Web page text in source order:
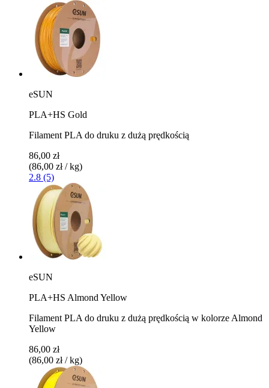
eSUN
PLA+HS Gold
Filament PLA do druku z dużą prędkością
86,00 zł
(86,00 zł / kg)
2.8 (5)
eSUN
PLA+HS Almond Yellow
Filament PLA do druku z dużą prędkością w kolorze Almond
Yellow
86,00 zł
(86,00 zł / kg)